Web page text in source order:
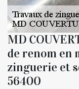
MD
de renom en
zinguerie et
56400